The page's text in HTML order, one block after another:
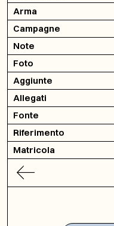
Arma
Campagne
Note
Foto
Aggiunte
Allegati
Fonte
Riferimento
Matricola